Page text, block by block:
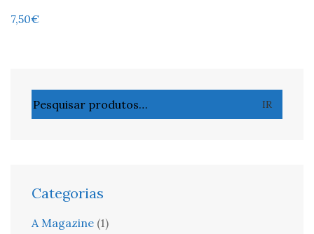
7,50€
por:
IR
Categorias
A Magazine (1)